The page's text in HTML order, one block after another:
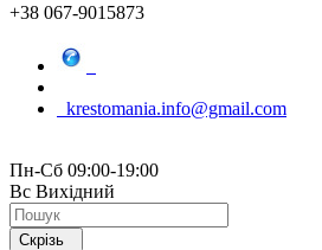
+38 067-9015873
krestomania.info@gmail.com
Пн-Сб 09:00-19:00
Вс Вихідний
Скрізь